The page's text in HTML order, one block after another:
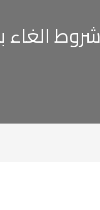
شروط الغاء